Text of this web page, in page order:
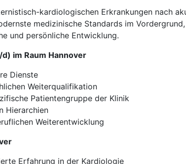
kardiologischen Erkrankungen nach
medizinische Standards im
und persönliche Entwicklung.
im Raum Hannover
Dienste
Weiterqualifikation
Patientengruppe der Klinik
Hierarchien
Weiterentwicklung
Erfahrung in der Kardiologie